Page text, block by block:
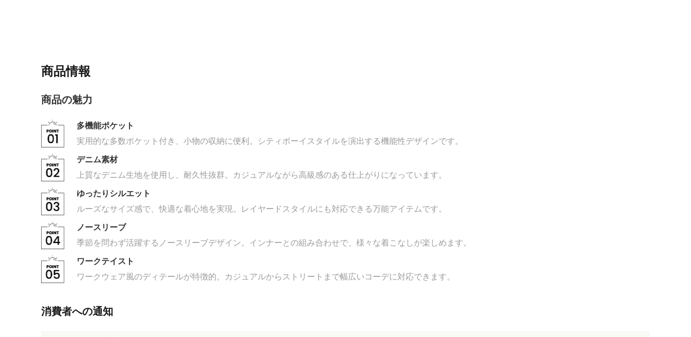
商品情報
商品の魅力
多機能ポケット
実用的な多数ポケット付き、小物の収納に便利。シティボーイスタイルを演出する機能性デザインです。
デニム素材
上質なデニム生地を使用し、耐久性抜群。カジュアルながら高級感のある仕上がりになっています。
ゆったりシルエット
ルーズなサイズ感で、快適な着心地を実現。レイヤードスタイルにも対応できる万能アイテムです。
ノースリーブ
季節を問わず活躍するノースリーブデザイン。インナーとの組み合わせで、様々な着こなしが楽しめます。
ワークテイスト
ワークウェア風のディテールが特徴的。カジュアルからストリートまで幅広いコーデに対応できます。
消費者への通知